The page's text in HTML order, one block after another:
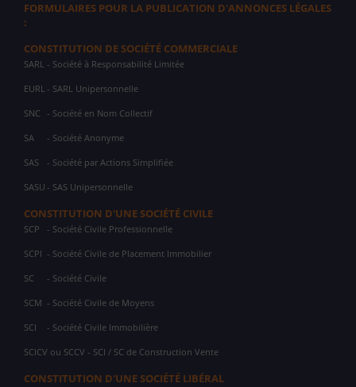
FORMULAIRES POUR LA PUBLICATION D'ANNONCES LÉGALES
:
CONSTITUTION DE SOCIÉTÉ COMMERCIALE
SARL - Société à Responsabilité Limitée
EURL - SARL Unipersonnelle
SNC - Société en Nom Collectif
SA - Société Anonyme
SAS - Société par Actions Simplifiée
SASU - SAS Unipersonnelle
CONSTITUTION D'UNE SOCIÉTÉ CIVILE
SCP - Société Civile Professionnelle
SCPI - Société Civile de Placement Immobilier
SC - Société Civile
SCM - Société Civile de Moyens
SCI - Société Civile Immobilière
SCICV ou SCCV - SCI / SC de Construction Vente
CONSTITUTION D'UNE SOCIÉTÉ LIBÉRAL